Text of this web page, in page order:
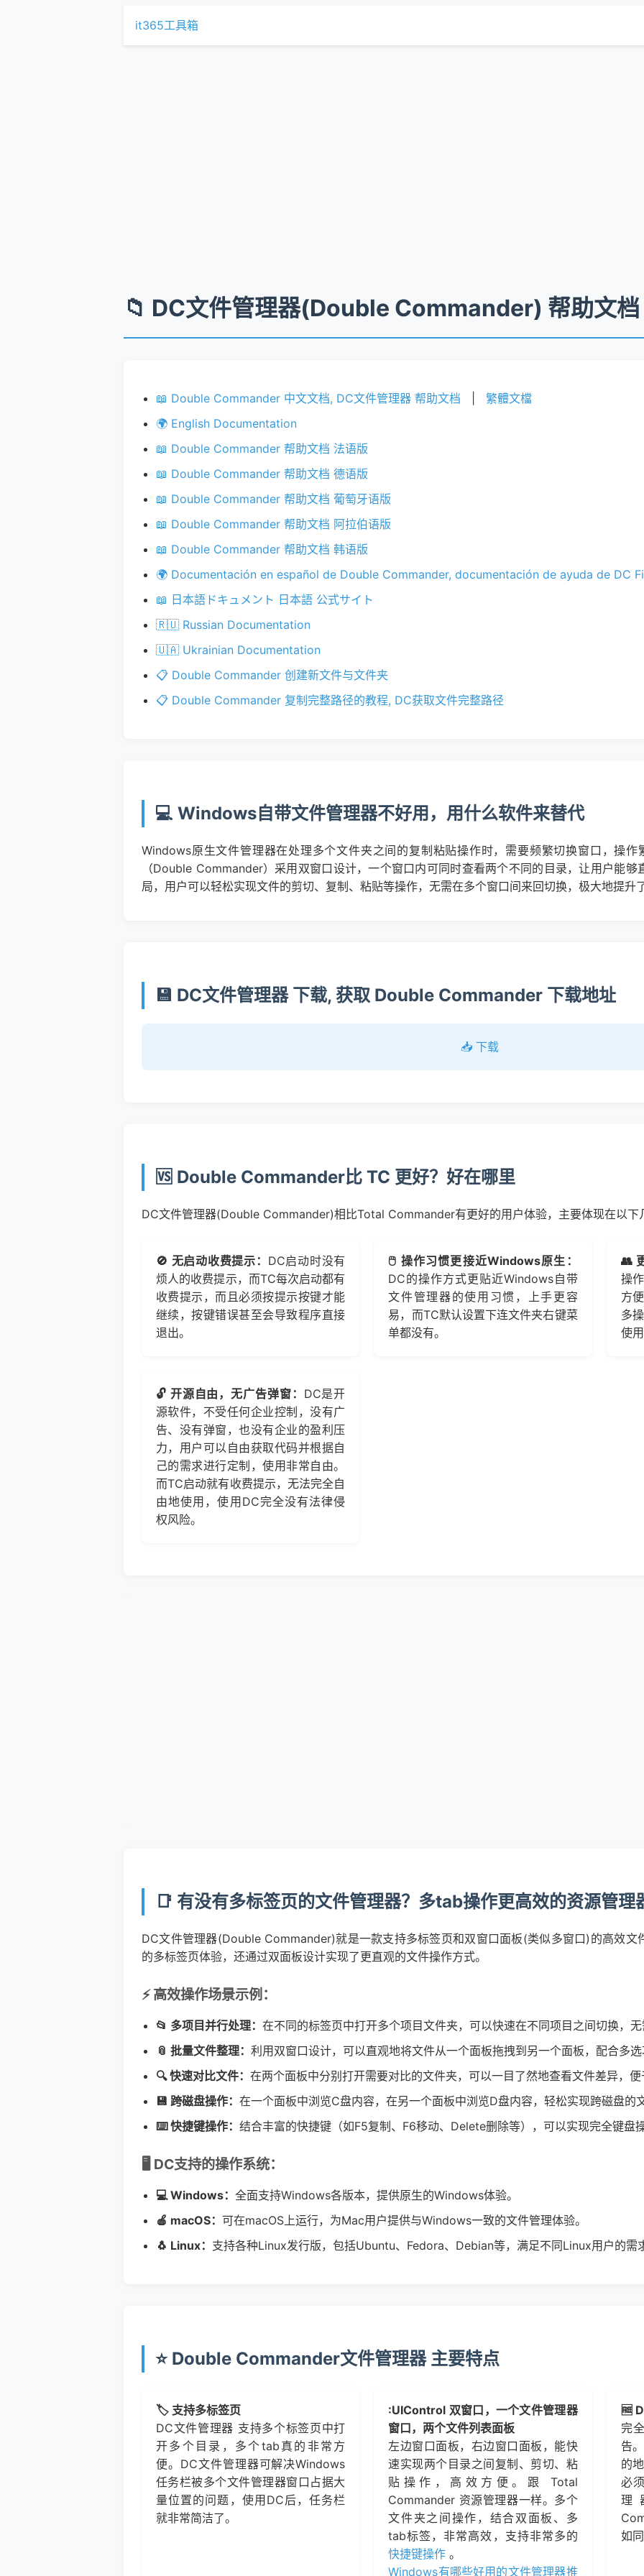
it365工具箱
📁 DC文件管理器(Double Commander) 帮助文档
📖 Double Commander 中文文档, DC文件管理器 帮助文档
繁體文檔
🌍 English Documentation
📖 Double Commander 帮助文档 法语版
📖 Double Commander 帮助文档 德语版
📖 Double Commander 帮助文档 葡萄牙语版
📖 Double Commander 帮助文档 阿拉伯语版
📖 Double Commander 帮助文档 韩语版
🌍 Documentación en español de Double Commander, documentación de ayuda de DC
📖 日本語ドキュメント 日本語 公式サイト
🇷🇺 Russian Documentation
🇺🇦 Ukrainian Documentation
📋 Double Commander 创建新文件与文件夹
📋 Double Commander 复制完整路径的教程, DC获取文件完整路径
💻 Windows自带文件管理器不好用，用什么软件来替代
Windows原生文件管理器在处理多个文件夹之间的复制粘贴操作时，需要频繁切换窗口，操
（Double Commander）采用双窗口设计，一个窗口内可同时查看两个不同的目录，让用户能
局，用户可以轻松实现文件的剪切、复制、粘贴等操作，无需在多个窗口间来回切换，极大地提升
💾 DC文件管理器 下载, 获取 Double Commander 下载地址
📥 下载
🆚 Double Commander比 TC 更好？好在哪里
DC文件管理器(Double Commander)相比Total Commander有更好的用户体验，主要体现在以下
🚫 无启动收费提示： DC启动时没有
烦人的收费提示，而TC每次启动都有
收费提示，而且必须按提示按键才能
继续，按键错误甚至会导致程序直接
退出。
🖱️ 操作习惯更接近Windows原生：
DC的操作方式更贴近Windows自带
文件管理器的使用习惯，上手更容
易，而TC默认设置下连文件夹右键菜
单都没有。
👥
操
方
多
使
🔓 开源自由，无广告弹窗： DC是开
源软件，不受任何企业控制，没有广
告、没有弹窗，也没有企业的盈利压
力，用户可以自由获取代码并根据自
己的需求进行定制，使用非常自由。
而TC启动就有收费提示，无法完全自
由地使用，使用DC完全没有法律侵
权风险。
📑 有没有多标签页的文件管理器？多tab操作更高效的资源管理
DC文件管理器(Double Commander)就是一款支持多标签页和双窗口面板(类似多窗口)的高效文
的多标签页体验，还通过双面板设计实现了更直观的文件操作方式。
⚡ 高效操作场景示例：
📂 多项目并行处理： 在不同的标签页中打开多个项目文件夹，可以快速在不同项目之间切换，
📎 批量文件整理： 利用双窗口设计，可以直观地将文件从一个面板拖拽到另一个面板，配合多
🔍 快速对比文件： 在两个面板中分别打开需要对比的文件夹，可以一目了然地查看文件差异，
💾 跨磁盘操作： 在一个面板中浏览C盘内容，在另一个面板中浏览D盘内容，轻松实现跨磁盘的
⌨️ 快捷键操作： 结合丰富的快捷键（如F5复制、F6移动、Delete删除等），可以实现完全键盘
🖥️ DC支持的操作系统：
💻 Windows： 全面支持Windows各版本，提供原生的Windows体验。
🍎 macOS： 可在macOS上运行，为Mac用户提供与Windows一致的文件管理体验。
🐧 Linux： 支持各种Linux发行版，包括Ubuntu、Fedora、Debian等，满足不同Linux用户的需
⭐ Double Commander文件管理器 主要特点
🏷️ 支持多标签页
DC文件管理器 支持多个标签页中打
开多个目录，多个tab真的非常方
便。DC文件管理器可解决Windows
任务栏被多个文件管理器窗口占据大
量位置的问题，使用DC后，任务栏
就非常简洁了。
:UIControl 双窗口，一个文件管理器
窗口，两个文件列表面板
左边窗口面板，右边窗口面板，能快
速实现两个目录之间复制、剪切、粘
贴操作，高效方便。跟 Total
Commander 资源管理器一样。多个
文件夹之间操作，结合双面板、多
tab标签，非常高效，支持非常多的
快捷键操作 。
Windows有哪些好用的文件管理器推
🆓
完
告
的
必
理
如